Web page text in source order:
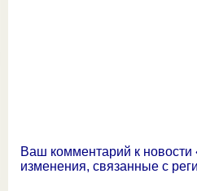
Ваш комментарий к
изменения, связанные с